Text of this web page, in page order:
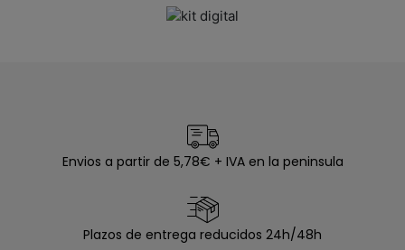
Envios a partir de 5,78€ + IVA en la peninsula
Plazos de entrega reducidos 24h/48h